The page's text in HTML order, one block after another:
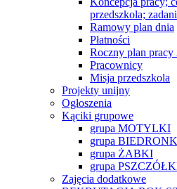
przedszkola;
Ramowy plan dnia
Płatności
Roczny plan pracy
Pracownicy
Misja przedszkola
Projekty unijny
Ogłoszenia
Kąciki grupowe
grupa MOTYLKI
grupa
grupa ŻABKI
grupa
Zajęcia dodatkowe